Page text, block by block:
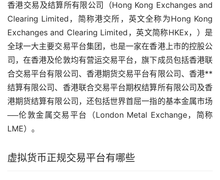
香港交易及结算所有限公司（Hong Kong Exchanges and
Clearing Limited，简称港交所，英文全称为Hong Kong
Exchanges and Clearing Limited，英文简称HKEx，）是
全球一大主要交易平台集团，也是一家在香港上市的控股公
司，在香港及伦敦均有营运交易平台，旗下成员包括香港联
合交易平台有限公司、香港期货交易平台有限公司、香港**
结算有限公司、香港联合交易平台期权结算所有限公司及香
港期货结算有限公司，还包括世界首屈一指的基本金属市场
──伦敦金属交易平台（London Metal Exchange，简称
LME）。
虚拟货币正规交易平台有哪些